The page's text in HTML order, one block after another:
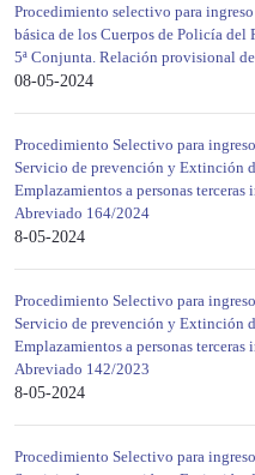
Procedimiento selectivo para
básica de los Cuerpos de Policía del
5ª Conjunta. Relación provisional
08-05-2024
Procedimiento Selectivo para
Servicio de prevención y Extinción
Emplazamientos a personas terceras
Abreviado 164/2024
8-05-2024
Procedimiento Selectivo para
Servicio de prevención y Extinción
Emplazamientos a personas terceras
Abreviado 142/2023
8-05-2024
Procedimiento Selectivo para